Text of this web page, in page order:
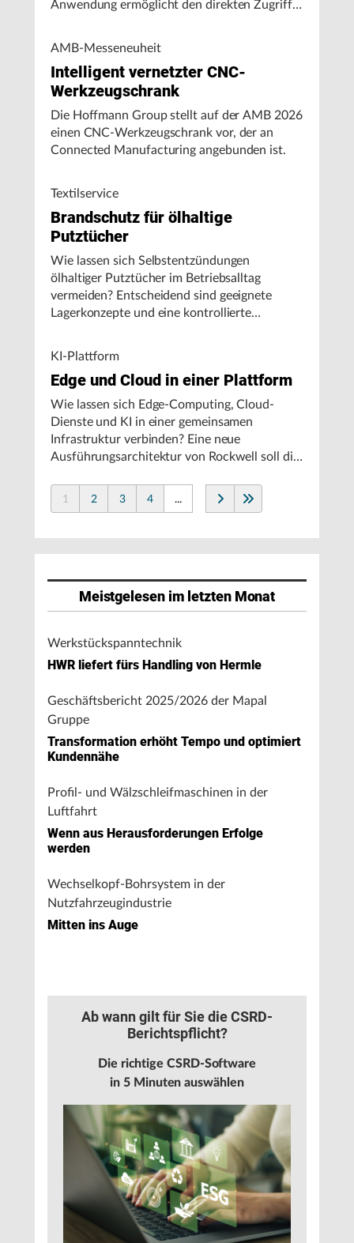
Anwendung ermöglicht den direkten Zugriff
Energieverbrauch.
AMB-Messeneuheit
Intelligent vernetzter CNC-
Werkzeugschrank
Die Hoffmann Group stellt auf der AMB 2026
einen CNC-Werkzeugschrank vor, der an
Connected Manufacturing angebunden ist.
Textilservice
Brandschutz für ölhaltige
Putztücher
Wie lassen sich Selbstentzündungen
ölhaltiger Putztücher im Betriebsalltag
vermeiden? Entscheidend sind geeignete
Lagerkonzepte und eine kontrollierte
KI-Plattform
Edge und Cloud in einer Plattform
Wie lassen sich Edge-Computing, Cloud-
Dienste und KI in einer gemeinsamen
Infrastruktur verbinden? Eine neue
Ausführungsarchitektur von Rockwell soll die
vereinfachen und den autonomen
Fertigungsbetrieb unterstützen.
1 2 3 4 ...
Meistgelesen im letzten Monat
Werkstückspanntechnik
HWR liefert fürs Handling von Hermle
Geschäftsbericht 2025/2026 der Mapal
Gruppe
Transformation erhöht Tempo und optimiert
Kundennähe
Profil- und Wälzschleifmaschinen in der
Luftfahrt
Wenn aus Herausforderungen Erfolge
werden
Wechselkopf-Bohrsystem in der
Nutzfahrzeugindustrie
Mitten ins Auge
Ab wann gilt für Sie die CSRD-
Berichtspflicht?
Die richtige CSRD-Software
in 5 Minuten auswählen